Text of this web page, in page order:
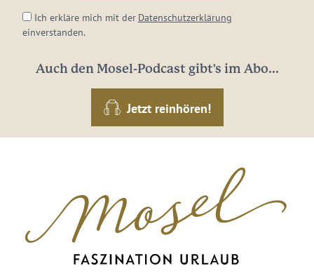
Ich erkläre mich mit der Datenschutzerklärung
einverstanden.
Auch den Mosel-Podcast gibt's im Abo...
Jetzt reinhören!